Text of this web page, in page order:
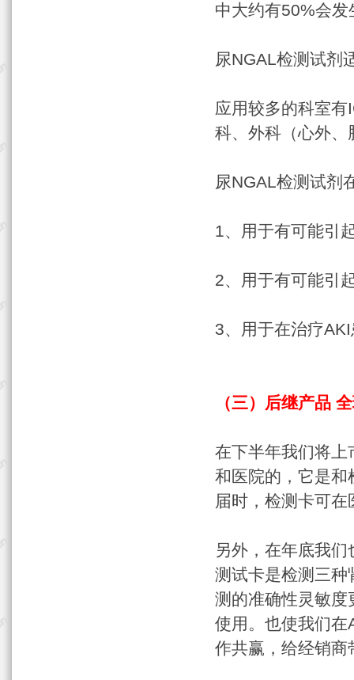
中大约有50%会
尿NGAL检测试剂
应用较多的科室
科、外科（心外、
尿NGAL检测试剂
1、用于有可能引
2、用于有可能引
3、用于在治疗
（三）后继产品
在下半年我们将上
和医院的，它是和
届时，检测卡可
另外，在年底我
测试卡是检测三
测的准确性灵敏度
使用。也使我们
作共赢，给经销商